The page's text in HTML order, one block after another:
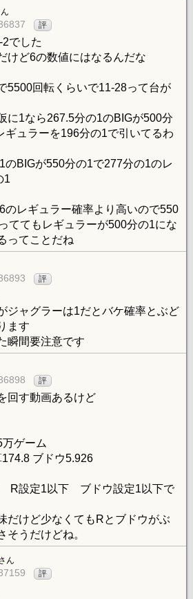
評
でした
けど6の数値にはなるんだな
5500回転くらいで11-28って台が
に1なら267.5分の1のBIGが500分
ギュラーを196分の1で引いてるわ
のBIGが550分の1で277分の1のレ
1
のレギュラー確率より高いので550
ててもレギュラーが500分の1にな
ってことだね
評
ジャグラーは1だとバケ確率とぶど
ます
瞬間要注意です
評
回す動画あるけど
ゲーム
ブドウ5.926
設定1以下 ブドウ設定1以下で
だけど少なくてもRとブドウがぶ
そうだけどね。
ん
評